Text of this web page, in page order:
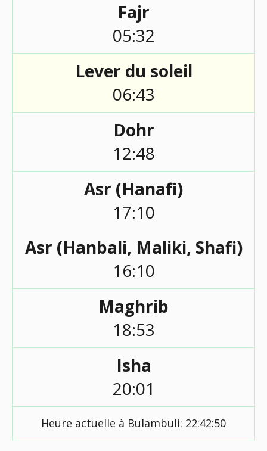
Fajr
05:32
Lever du soleil
06:43
Dohr
12:48
Asr (Hanafi)
17:10
Asr (Hanbali, Maliki, Shafi)
16:10
Maghrib
18:53
Isha
20:01
Heure actuelle à Bulambuli: 22:42:51